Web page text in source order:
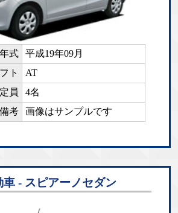
年式
平成19年09月
ト
AT
定員
4名
備考
画像はサンプルです
車 - スピアーノセダン